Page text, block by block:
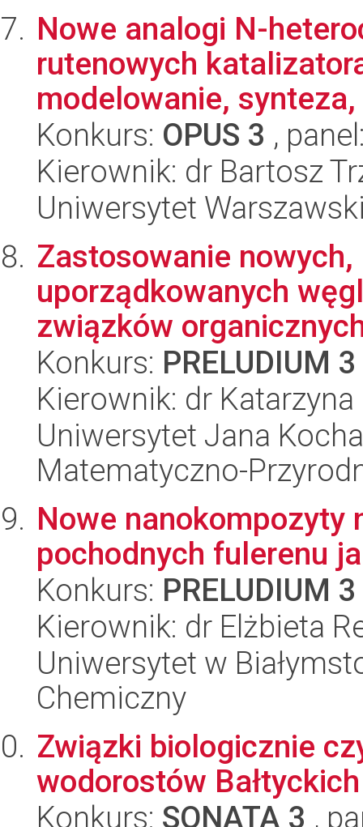
Nowe analogi N-
rutenowych
modelowanie,
Konkurs: OPUS 3 ,
Kierownik: dr Bartosz
Uniwersytet
Zastosowanie
uporządkowanych
związków
Konkurs: PRELUDIUM 3
Kierownik: dr
Uniwersytet Jana
Matematyczno-
Nowe nanokompozyty
pochodnych fulerenu
Konkurs: PRELUDIUM 3
Kierownik: dr Elżbieta
Uniwersytet w
Chemiczny
Związki biologicznie
wodorostów Bałtyckich
Konkurs: SONATA 3 ,